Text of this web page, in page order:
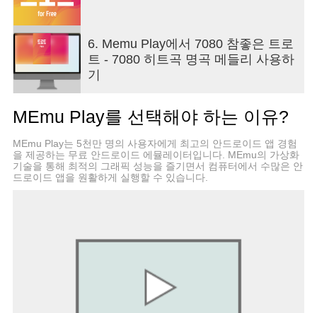
6. Memu Play에서 7080 참좋은 트로
트 - 7080 히트곡 명곡 메들리 사용하
기
MEmu Play를 선택해야 하는 이유?
MEmu Play는 5천만 명의 사용자에게 최고의 안드로이드 앱 경험
을 제공하는 무료 안드로이드 에뮬레이터입니다. MEmu의 가상화
기술을 통해 최적의 그래픽 성능을 즐기면서 컴퓨터에서 수많은 안
드로이드 앱을 원활하게 실행할 수 있습니다.